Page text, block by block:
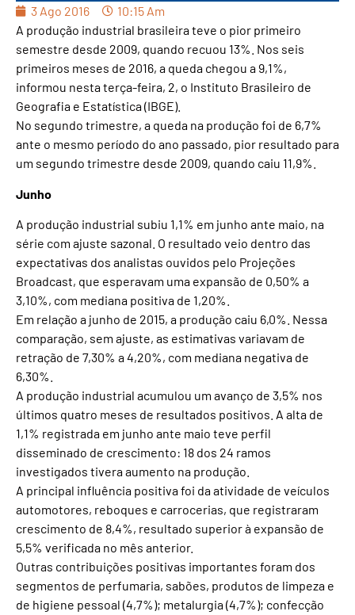
3 Ago 2016
10:15 Am
A produção industrial brasileira teve o pior primeiro
semestre desde 2009, quando recuou 13%. Nos seis
primeiros meses de 2016, a queda chegou a 9,1%,
informou nesta terça-feira, 2, o Instituto Brasileiro de
Geografia e Estatística (IBGE).
No segundo trimestre, a queda na produção foi de 6,7%
ante o mesmo período do ano passado, pior resultado para
um segundo trimestre desde 2009, quando caiu 11,9%.
Junho
A produção industrial subiu 1,1% em junho ante maio, na
série com ajuste sazonal. O resultado veio dentro das
expectativas dos analistas ouvidos pelo Projeções
Broadcast, que esperavam uma expansão de 0,50% a
3,10%, com mediana positiva de 1,20%.
Em relação a junho de 2015, a produção caiu 6,0%. Nessa
comparação, sem ajuste, as estimativas variavam de
retração de 7,30% a 4,20%, com mediana negativa de
6,30%.
A produção industrial acumulou um avanço de 3,5% nos
últimos quatro meses de resultados positivos. A alta de
1,1% registrada em junho ante maio teve perfil
disseminado de crescimento: 18 dos 24 ramos
investigados tivera aumento na produção.
A principal influência positiva foi da atividade de veículos
automotores, reboques e carrocerias, que registraram
crescimento de 8,4%, resultado superior à expansão de
5,5% verificada no mês anterior.
Outras contribuições positivas importantes foram dos
segmentos de perfumaria, sabões, produtos de limpeza e
de higiene pessoal (4,7%); metalurgia (4,7%); confecção